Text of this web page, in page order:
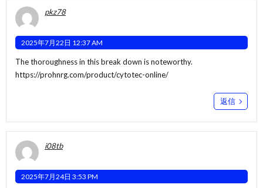
pkz78
2025年7月22日 12:37 AM
The thoroughness in this break down is noteworthy.
https://prohnrg.com/product/cytotec-online/
返信
i08tb
2025年7月24日 3:53 PM